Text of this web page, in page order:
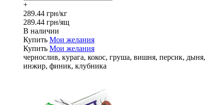
+
289.44 грн/кг
289.44 грн/ящ
В наличии
Купить Мои желания
Купить Мои желания
чернослив, курага, кокос, груша, вишня, персик, дыня,
инжир, финик, клубника